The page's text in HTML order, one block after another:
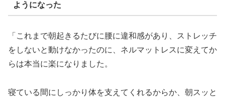
ようになった
「これまで朝起きるたびに腰に違和感があり、ストレッチ
をしないと動けなかったのに、ネルマットレスに変えてか
らは本当に楽になりました。
寝ている間にしっかり体を支えてくれるからか、朝スッと